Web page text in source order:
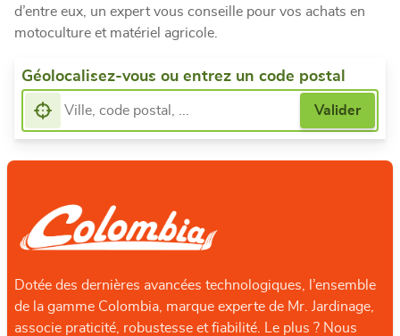
d’entre eux, un expert vous conseille pour vos achats en
motoculture et matériel agricole.
Géolocalisez-vous ou entrez un code postal
Dotée des dernières avancées technologiques, l’ensemble
de la gamme Colombia, marque experte de Mr. Jardinage,
associe praticité, robustesse et fiabilité. Le plus ? Nous